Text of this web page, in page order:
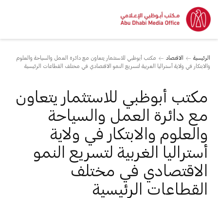
الرئيسية الاقتصاد
مكتب أبوظبي للاستثمار يتعاون مع دائرة العمل والسياحة والعلوم
والابتكار في ولاية أستراليا الغربية لتسريع النمو الاقتصادي في مختلف القطاعات الرئيسية
مكتب أبوظبي للاستثمار يتعاون
مع دائرة العمل والسياحة
والعلوم والابتكار في ولاية
أستراليا الغربية لتسريع النمو
الاقتصادي في مختلف
القطاعات الرئيسية